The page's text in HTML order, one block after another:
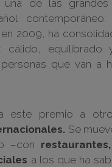
una de las
2009, ha
cálido, equilibrado
que van a
este premio a
Se
–con
a los que ha